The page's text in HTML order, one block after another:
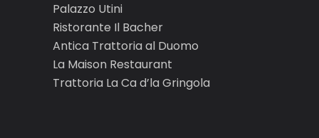
Palazzo Utini
Ristorante Il Bacher
Antica Trattoria al Duomo
La Maison Restaurant
Trattoria La Ca d’la Gringola